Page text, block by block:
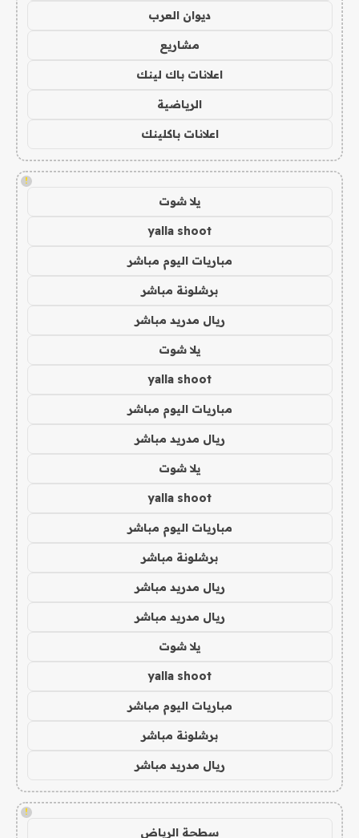
ديوان العرب
مشاريع
اعلانات باك لينك
الرياضية
اعلانات باكلينك
!
يلا شوت
yalla shoot
مباريات اليوم مباشر
برشلونة مباشر
ريال مدريد مباشر
يلا شوت
yalla shoot
مباريات اليوم مباشر
ريال مدريد مباشر
يلا شوت
yalla shoot
مباريات اليوم مباشر
برشلونة مباشر
ريال مدريد مباشر
ريال مدريد مباشر
يلا شوت
yalla shoot
مباريات اليوم مباشر
برشلونة مباشر
ريال مدريد مباشر
!
سطحة الرياض